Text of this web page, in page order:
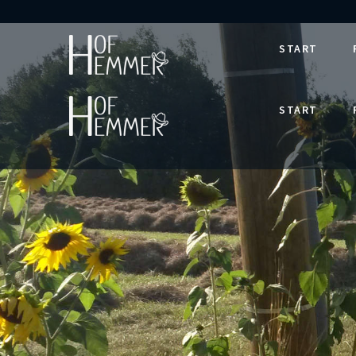
START
START